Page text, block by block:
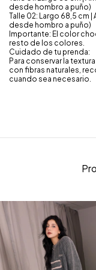
desde hombro a puño)
Talle 02: Largo 68,5 cm
desde hombro a puño)
Importante: El color
resto de los colores.
Cuidado de tu prenda:
Para conservar la
con fibras naturales,
cuando sea necesario.